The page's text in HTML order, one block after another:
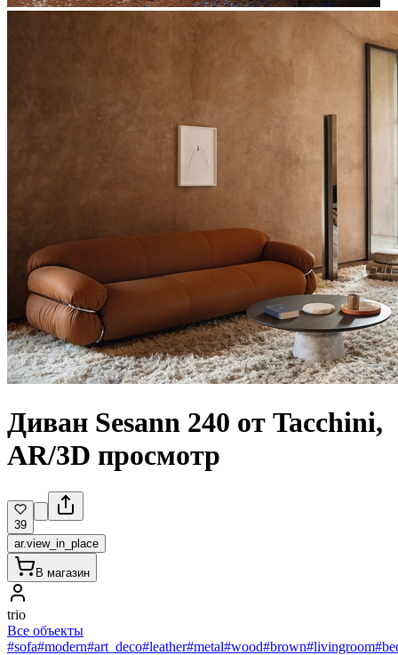
Диван Sesann 240 от Tacchini,
AR/3D просмотр
39
ar.view_in_place
В магазин
trio
Все объекты
#sofa#modern#art_deco#leather#metal#wood#brown#livingroom